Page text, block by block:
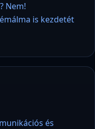
Nem!
is kezdetét
és